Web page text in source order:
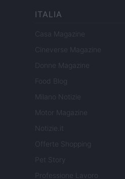
ITALIA
Casa Magazine
Cineverse Magazine
Donne Magazine
Food Blog
Milano Notizie
Motor Magazine
Notizie.it
Offerte Shopping
Pet Story
Professione Lavoro